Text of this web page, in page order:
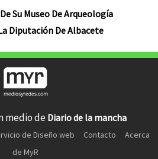
Su Museo De Arqueología
Diputación De Albacete
medio de Diario de la mancha
de Diseño web Contacto
Acerca
de MyR